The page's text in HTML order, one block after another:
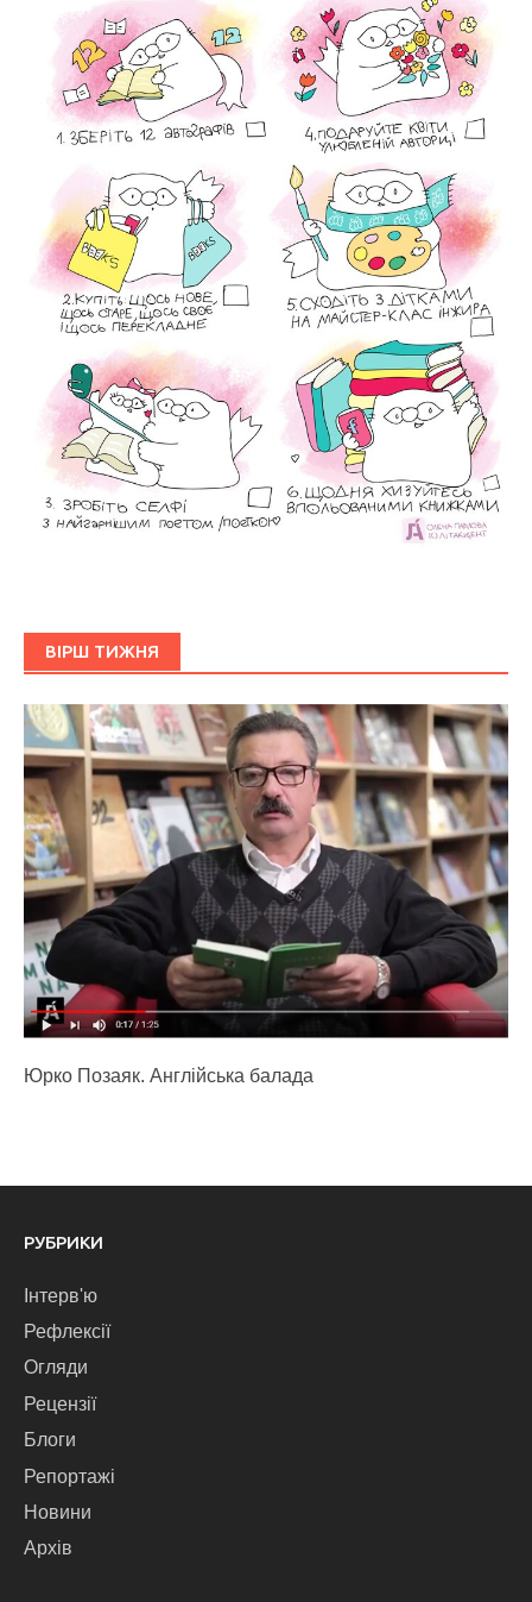
ВІРШ ТИЖНЯ
Юрко Позаяк. Англійська балада
РУБРИКИ
Інтерв'ю
Рефлексії
Огляди
Рецензії
Блоги
Репортажі
Новини
Архів